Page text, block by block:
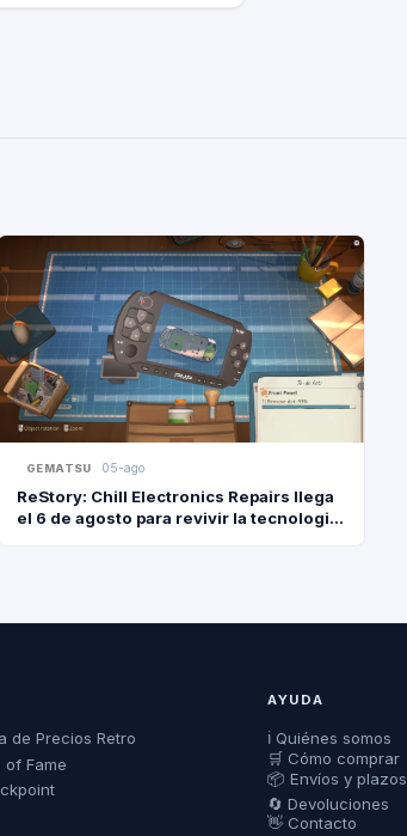
GEMATSU 05-ago
ReStory: Chill Electronics Repairs llega
el 6 de agosto para revivir la tecnologia
de Precios Retro
of Fame
AYUDA
ℹ️ Quiénes somos
🛒 Cómo comprar
📦 Envíos y plazos
🔄 Devoluciones
👋 Contacto